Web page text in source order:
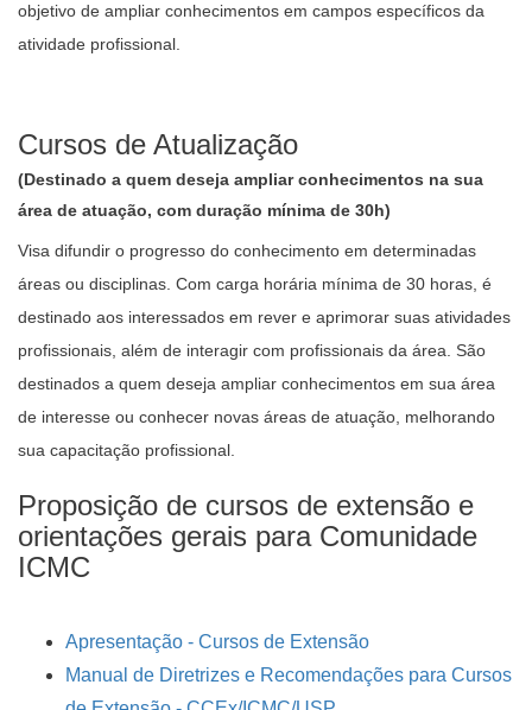
objetivo de ampliar conhecimentos em campos específicos da
atividade profissional.
Cursos de Atualização
(Destinado a quem deseja ampliar conhecimentos na sua
área de atuação, com duração mínima de 30h)
Visa difundir o progresso do conhecimento em determinadas
áreas ou disciplinas. Com carga horária mínima de 30 horas, é
destinado aos interessados em rever e aprimorar suas atividades
profissionais, além de interagir com profissionais da área. São
destinados a quem deseja ampliar conhecimentos em sua área
de interesse ou conhecer novas áreas de atuação, melhorando
sua capacitação profissional.
Proposição de cursos de extensão e
orientações gerais para Comunidade
ICMC
Apresentação - Cursos de Extensão
Manual de Diretrizes e Recomendações para Cursos